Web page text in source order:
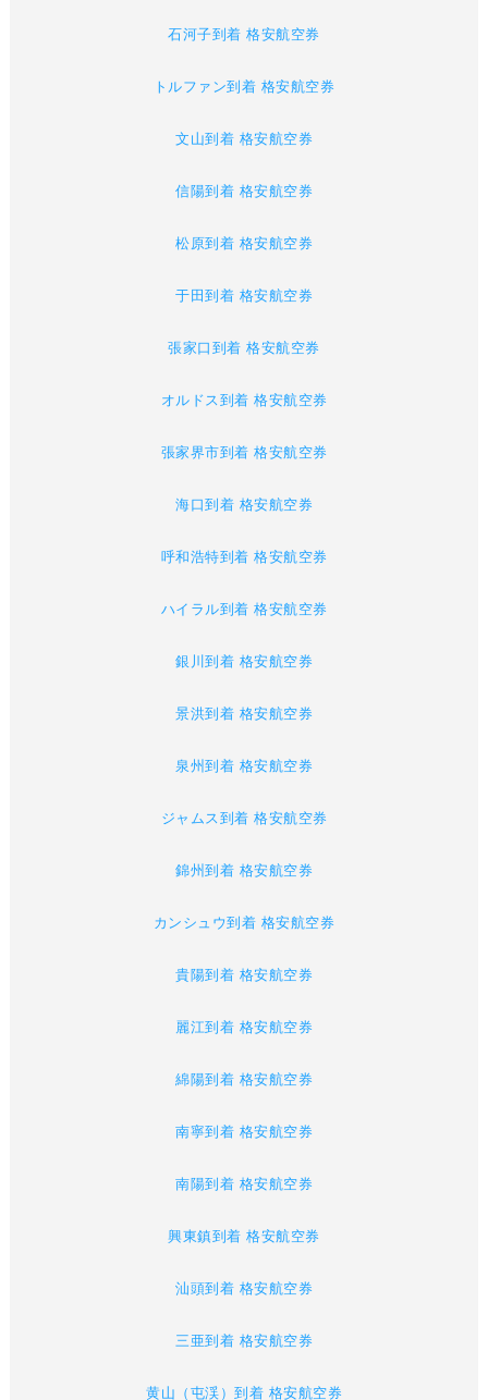
石河子到着 格安航空券
トルファン到着 格安航空券
文山到着 格安航空券
信陽到着 格安航空券
松原到着 格安航空券
于田到着 格安航空券
張家口到着 格安航空券
オルドス到着 格安航空券
張家界市到着 格安航空券
海口到着 格安航空券
呼和浩特到着 格安航空券
ハイラル到着 格安航空券
銀川到着 格安航空券
景洪到着 格安航空券
泉州到着 格安航空券
ジャムス到着 格安航空券
錦州到着 格安航空券
カンシュウ到着 格安航空券
貴陽到着 格安航空券
麗江到着 格安航空券
綿陽到着 格安航空券
南寧到着 格安航空券
南陽到着 格安航空券
興東鎮到着 格安航空券
汕頭到着 格安航空券
三亜到着 格安航空券
黄山（屯渓）到着 格安航空券